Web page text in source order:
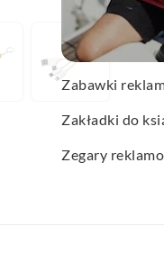
Wachlarze
Wagi kuchenne
Zabawki
Zakładki do
Zegary